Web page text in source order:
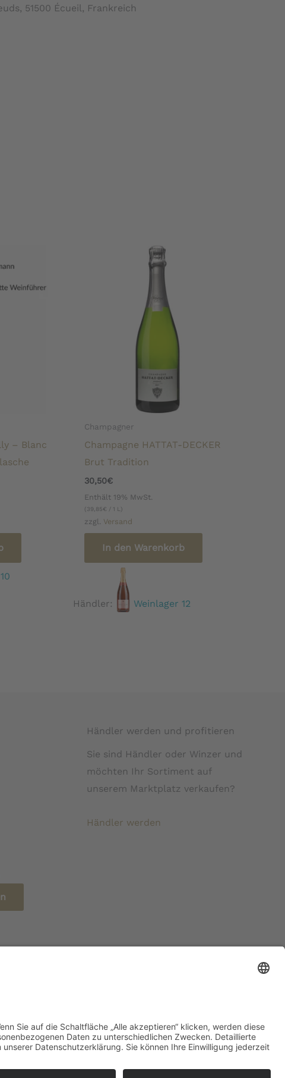
51500 Écueil, Frankreich
– Blanc
Champagner
Champagne HATTAT-DECKER
Brut Tradition
30,50€
Enthält 19% MwSt.
(39,85€ / 1 L)
zzgl. Versand
In den Warenkorb
Händler: Weinlager 12
Händler werden und profitieren
Sie sind Händler oder Winzer und
möchten Ihr Sortiment auf
unserem Marktplatz verkaufen?
Händler werden